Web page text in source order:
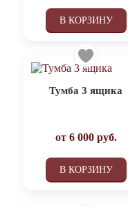
В КОРЗИНУ
Тумба 3 ящика
от 6 000руб.
В КОРЗИНУ